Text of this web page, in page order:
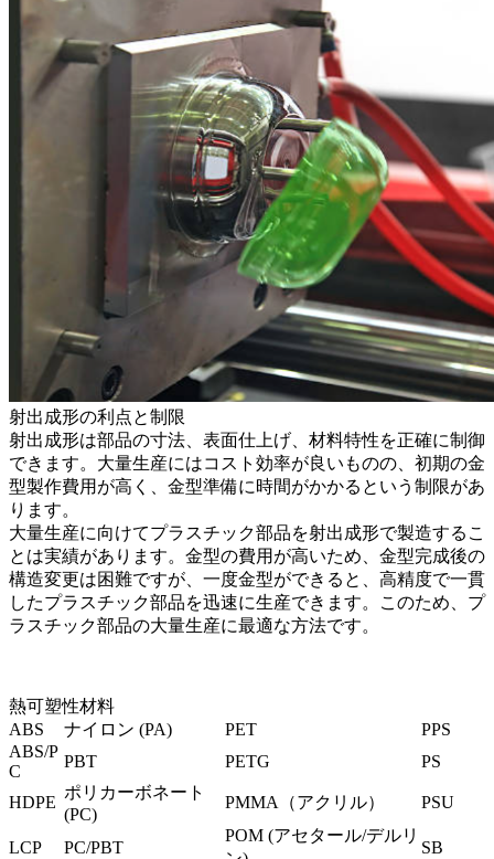
射出成形の利点と制限
射出成形は部品の寸法、表面仕上げ、材料特性を正確に制御
できます。大量生産にはコスト効率が良いものの、初期の金
型製作費用が高く、金型準備に時間がかかるという制限があ
ります。
大量生産に向けてプラスチック部品を射出成形で製造するこ
とは実績があります。金型の費用が高いため、金型完成後の
構造変更は困難ですが、一度金型ができると、高精度で一貫
したプラスチック部品を迅速に生産できます。このため、プ
ラスチック部品の大量生産に最適な方法です。
熱可塑性材料
ABS
ナイロン (PA) PET
PPS
ABS/P
C
PBT PETG PS
HDPE
ポリカーボネート
(PC)
PMMA（アクリル） PSU
LCP PC/PBT
POM (アセタール/デルリ
SB